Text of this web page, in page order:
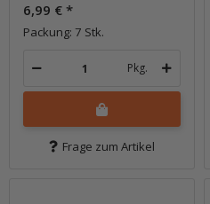
6,99 € *
Packung: 7 Stk.
Pkg.
Frage zum Artikel